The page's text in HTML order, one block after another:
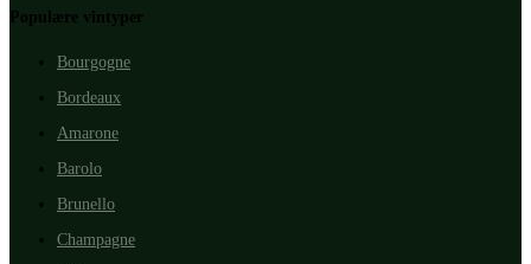
Populære vintyper
Bourgogne
Bordeaux
Amarone
Barolo
Brunello
Champagne